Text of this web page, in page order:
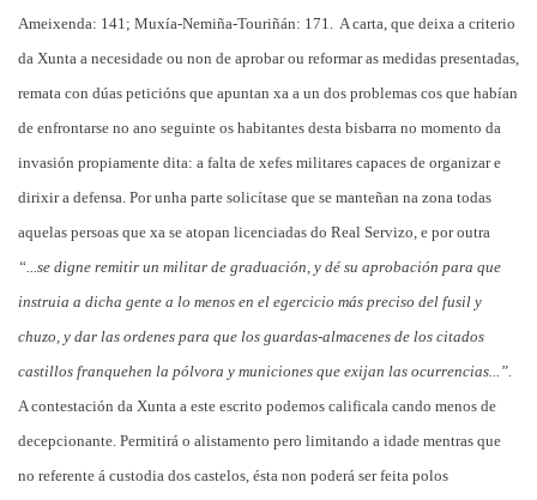
Ameixenda: 141; Muxía-Nemiña-Touriñán: 171. A carta, que deixa a criterio
da Xunta a necesidade ou non de aprobar ou reformar as medidas presentadas,
remata con dúas peticións que apuntan xa a un dos problemas cos que habían
de enfrontarse no ano seguinte os habitantes desta bisbarra no momento da
invasión propiamente dita: a falta de xefes militares capaces de organizar e
dirixir a defensa. Por unha parte solicítase que se manteñan na zona todas
aquelas persoas que xa se atopan licenciadas do Real Servizo, e por outra
“...se digne remitir un militar de graduación, y dé su aprobación para que
instruia a dicha gente a lo menos en el egercicio más preciso del fusil y
chuzo, y dar las ordenes para que los guardas-almacenes de los citados
castillos franquehen la pólvora y municiones que exijan las ocurrencias...”.
A contestación da Xunta a este escrito podemos calificala cando menos de
decepcionante. Permitirá o alistamento pero limitando a idade mentras que
no referente á custodia dos castelos, ésta non poderá ser feita polos